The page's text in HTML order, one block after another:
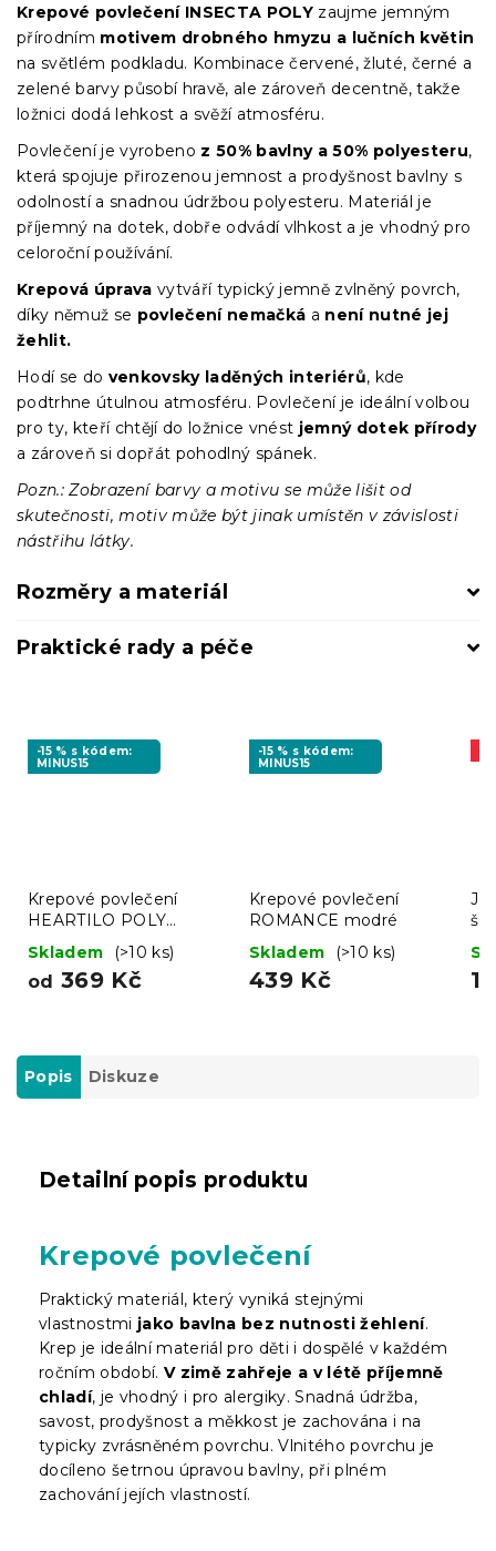
Krepové povlečení INSECTA POLY zaujme jemným
přírodním motivem drobného hmyzu a lučních květin
na světlém podkladu. Kombinace červené, žluté, černé a
zelené barvy působí hravě, ale zároveň decentně, takže
ložnici dodá lehkost a svěží atmosféru.
Povlečení je vyrobeno z 50% bavlny a 50% polyesteru,
která spojuje přirozenou jemnost a prodyšnost bavlny s
odolností a snadnou údržbou polyesteru. Materiál je
příjemný na dotek, dobře odvádí vlhkost a je vhodný pro
celoroční používání.
Krepová úprava vytváří typický jemně zvlněný povrch,
díky němuž se povlečení nemačká a není nutné jej
žehlit.
Hodí se do venkovsky laděných interiérů, kde
podtrhne útulnou atmosféru. Povlečení je ideální volbou
pro ty, kteří chtějí do ložnice vnést jemný dotek přírody
a zároveň si dopřát pohodlný spánek.
Pozn.: Zobrazení barvy a motivu se může lišit od
skutečnosti, motiv může být jinak umístěn v závislosti
nástřihu látky.
Rozměry a materiál
Praktické rady a péče
-15 % s kódem:
MINUS15
Krepové povlečení
HEARTILO POLY
béžové
Skladem (>10 ks)
od 369 Kč
-15 % s kódem:
MINUS15
Krepové povlečení
ROMANCE modré
Skladem
(>10 ks)
439 Kč
Popis Diskuze
Detailní popis produktu
Krepové povlečení
Praktický materiál, který vyniká stejnými
vlastnostmi jako bavlna bez nutnosti žehlení.
Krep je ideální materiál pro děti i dospělé v každém
ročním období. V zimě zahřeje a v létě příjemně
chladí, je vhodný i pro alergiky. Snadná údržba,
savost, prodyšnost a měkkost je zachována i na
typicky zvrásněném povrchu. Vlnitého povrchu je
docíleno šetrnou úpravou bavlny, při plném
zachování jejích vlastností.